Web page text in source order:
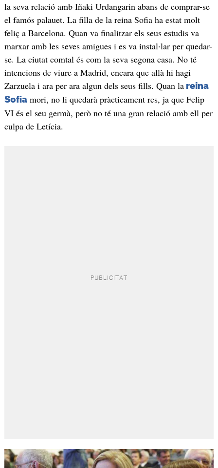
la seva relació amb Iñaki Urdangarin abans de comprar-se
el famós palauet. La filla de la reina Sofia ha estat molt
feliç a Barcelona. Quan va finalitzar els seus estudis va
marxar amb les seves amigues i es va instal·lar per quedar-
se. La ciutat comtal és com la seva segona casa. No té
intencions de viure a Madrid, encara que allà hi hagi
Zarzuela i ara per ara algun dels seus fills. Quan la reina
Sofiamori, no li quedarà pràcticament res, ja que Felip
VI és el seu germà, però no té una gran relació amb ell per
culpa de Letícia.